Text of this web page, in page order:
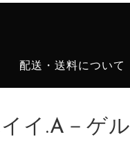
配送・送料について
イ.A－ゲル